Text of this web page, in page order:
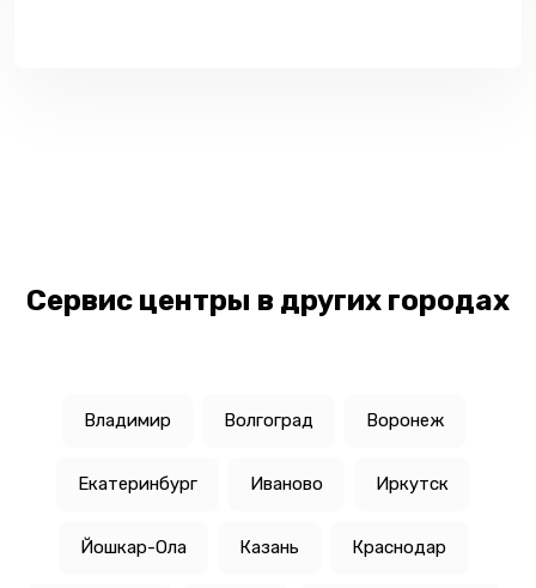
Сервис центры в других городах
Владимир Волгоград Воронеж
Екатеринбург Иваново Иркутск
Йошкар-Ола Казань Краснодар